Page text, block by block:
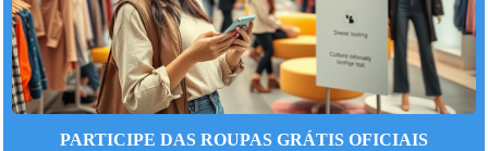
PARTICIPE DAS ROUPAS GRÁTIS OFICIAIS